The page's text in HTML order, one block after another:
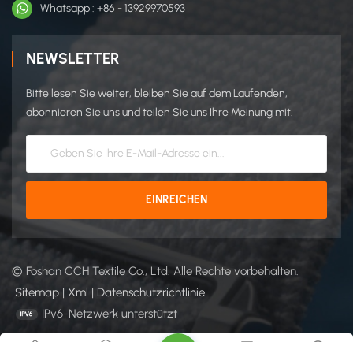
Whatsapp : +86 - 13929970593
NEWSLETTER
Bitte lesen Sie weiter, bleiben Sie auf dem Laufenden,
abonnieren Sie uns und teilen Sie uns Ihre Meinung mit.
© Foshan CCH Textile Co., Ltd. Alle Rechte vorbehalten.
Sitemap | Xml | Datenschutzrichtlinie
IPv6-Netzwerk unterstützt